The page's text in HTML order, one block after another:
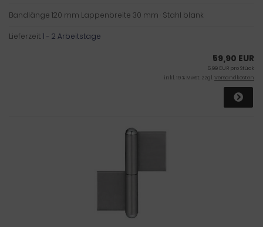
Bandlänge 120 mm Lappenbreite 30 mm · Stahl blank
Lieferzeit:1 - 2 Arbeitstage
59,90 EUR
5,99 EUR pro Stück
inkl. 19 % MwSt. zzgl.Versandkosten